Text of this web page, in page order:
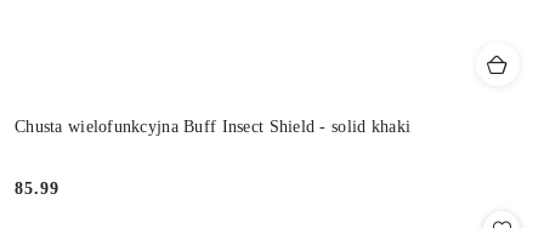
Chusta wielofunkcyjna Buff Insect Shield - solid khaki
Cena:
85.99